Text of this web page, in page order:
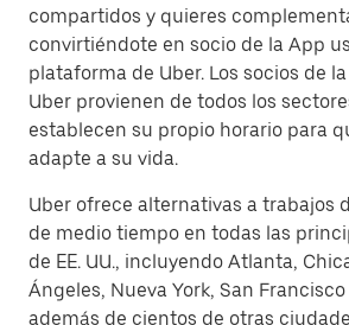
compartidos y quieres
convirtiéndote en socio de la App
plataforma de Uber. Los socios de
Uber provienen de todos los
establecen su propio horario para
adapte a su vida.
Uber ofrece alternativas a trabajos
de medio tiempo en todas las
de EE. UU., incluyendo Atlanta,
Ángeles, Nueva York, San
además de cientos de otras